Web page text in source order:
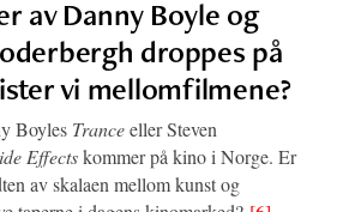
av Danny Boyle og
droppes på
vi mellomfilmene?
Boyles Tranceeller Steven
Effectskommer på kino i Norge. Er
av skalaen mellom kunst og